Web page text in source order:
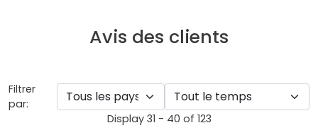
Avis des clients
Filtrer
par:
Display 31 - 40 of 123